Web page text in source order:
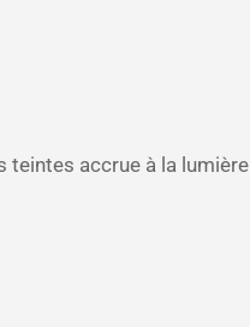
teintes accrue à la lumière